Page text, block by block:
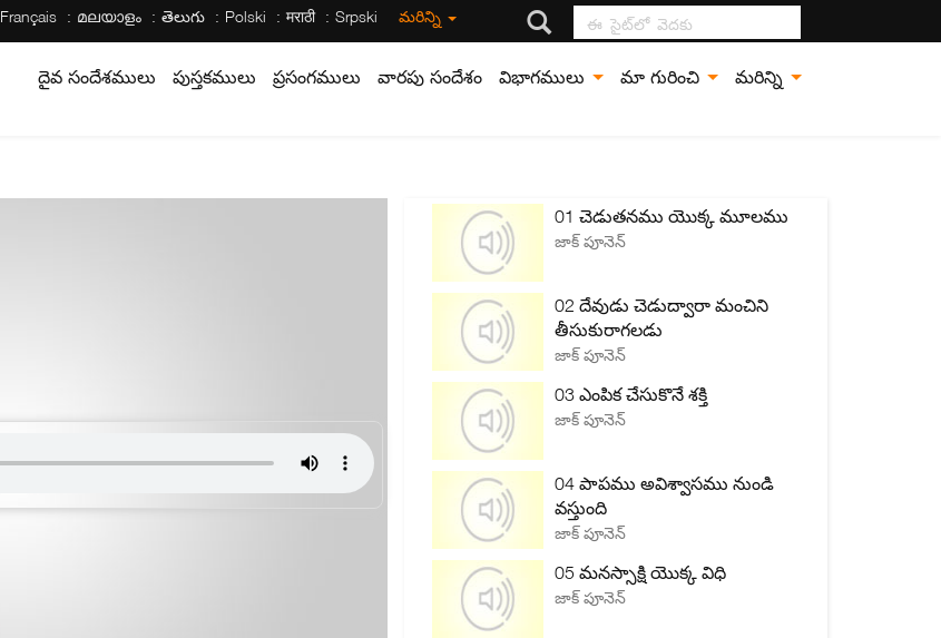
Français മലയാളം తెలుగు Polski मराठी Srpski మరిన్ని ఈ సైట్‍లో వెదకు
దైవ సందేశములు పుస్తకములు ప్రసంగములు వారపు సందేశం విభాగములు మా గురించి మరిన్ని
01 చెడుతనము యొక్క మూలము
జాక్ పూనెన్
02 దేవుడు చెడుద్వారా మంచిని
తీసుకురాగలడు
జాక్ పూనెన్
03 ఎంపిక చేసుకొనే శక్తి
జాక్ పూనెన్
04 పాపము అవిశ్వాసము నుండి
వస్తుంది
జాక్ పూనెన్
05 మనస్సాక్షి యొక్క విధి
జాక్ పూనెన్